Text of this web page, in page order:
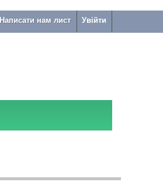
Увійти
Написати нам лист